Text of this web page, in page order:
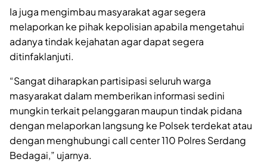
Ia juga mengimbau masyarakat agar segera
melaporkan ke pihak kepolisian apabila mengetahui
adanya tindak kejahatan agar dapat segera
ditinfaklanjuti.
“Sangat diharapkan partisipasi seluruh warga
masyarakat dalam memberikan informasi sedini
mungkin terkait pelanggaran maupun tindak pidana
dengan melaporkan langsung ke Polsek terdekat atau
dengan menghubungi call center 110 Polres Serdang
Bedagai,” ujarnya.